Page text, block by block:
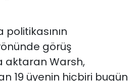
görüş
aktaran Warsh,
19 üyenin hiçbiri bugün